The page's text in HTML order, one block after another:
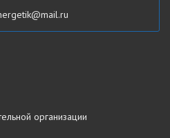
организации